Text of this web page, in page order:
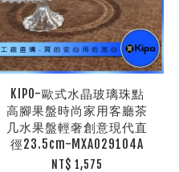
KIPO-歐式水晶玻璃珠點
高腳果盤時尚家用客廳茶
几水果盤輕奢創意現代直
徑23.5cm-MXA029104A
NT$ 1,575